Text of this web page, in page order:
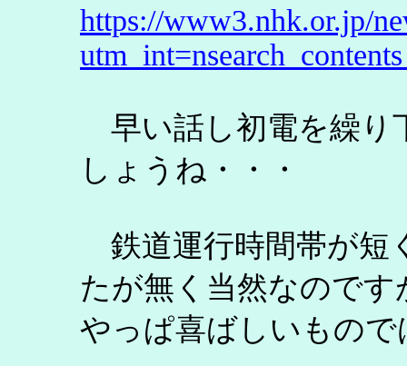
https://www3.nhk.or.jp/
早い話し初電を繰り
しょうね・・・
鉄道運行時間帯が短
たが無く当然なのです
やっぱ喜ばしいもの